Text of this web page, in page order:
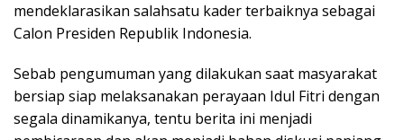
mendeklarasikan salahsatu kader terbaiknya sebagai
Calon Presiden Republik Indonesia.
Sebab pengumuman yang dilakukan saat masyarakat
bersiap siap melaksanakan perayaan Idul Fitri dengan
segala dinamikanya, tentu berita ini menjadi